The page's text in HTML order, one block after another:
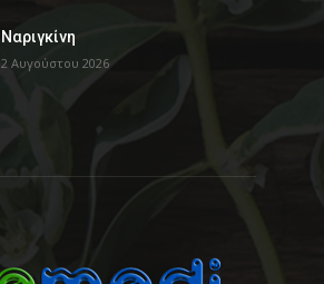
Ναριγκίνη
2 Αυγούστου 2026